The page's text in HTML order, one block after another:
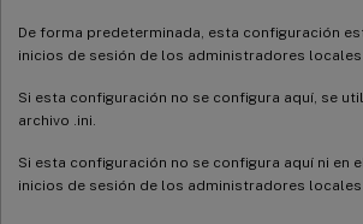
De forma predeterminada, esta configuración
inicios de sesión de los administradores locales
Si esta configuración no se configura aquí, se
archivo .ini.
Si esta configuración no se configura aquí ni en
inicios de sesión de los administradores locales